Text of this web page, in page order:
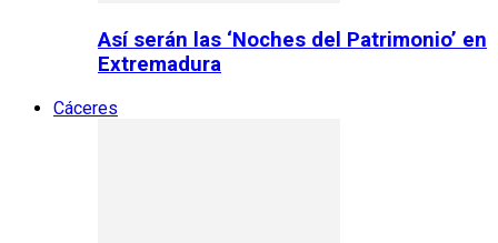
Así serán las ‘Noches del Patrimonio’ en
Extremadura
Cáceres